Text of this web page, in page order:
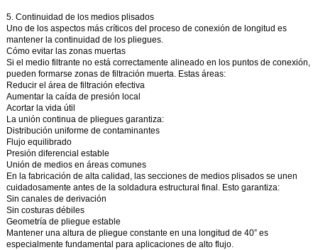
5. Continuidad de los medios plisados
Uno de los aspectos más críticos del proceso de conexión de longitud es
mantener la continuidad de los pliegues.
Cómo evitar las zonas muertas
Si el medio filtrante no está correctamente alineado en los puntos de conexión,
pueden formarse zonas de filtración muerta. Estas áreas:
Reducir el área de filtración efectiva
Aumentar la caída de presión local
Acortar la vida útil
La unión continua de pliegues garantiza:
Distribución uniforme de contaminantes
Flujo equilibrado
Presión diferencial estable
Unión de medios en áreas comunes
En la fabricación de alta calidad, las secciones de medios plisados se unen
cuidadosamente antes de la soldadura estructural final. Esto garantiza:
Sin canales de derivación
Sin costuras débiles
Geometría de pliegue estable
Mantener una altura de pliegue constante en una longitud de 40” es
especialmente fundamental para aplicaciones de alto flujo.